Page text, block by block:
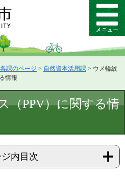
メ
ニ
ー
各課のページ > 自然資本活用課 > ウメ輪紋
情報
（PPV）に関する情
内目次